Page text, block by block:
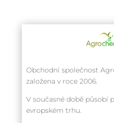
Obchodní společnost
založena v roce 2006.
V současné době působí
evropském trhu.